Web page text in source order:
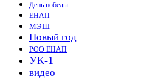
День победы
ЕНАП
МЭШ
Новый год
РОО ЕНАП
УК-1
видео